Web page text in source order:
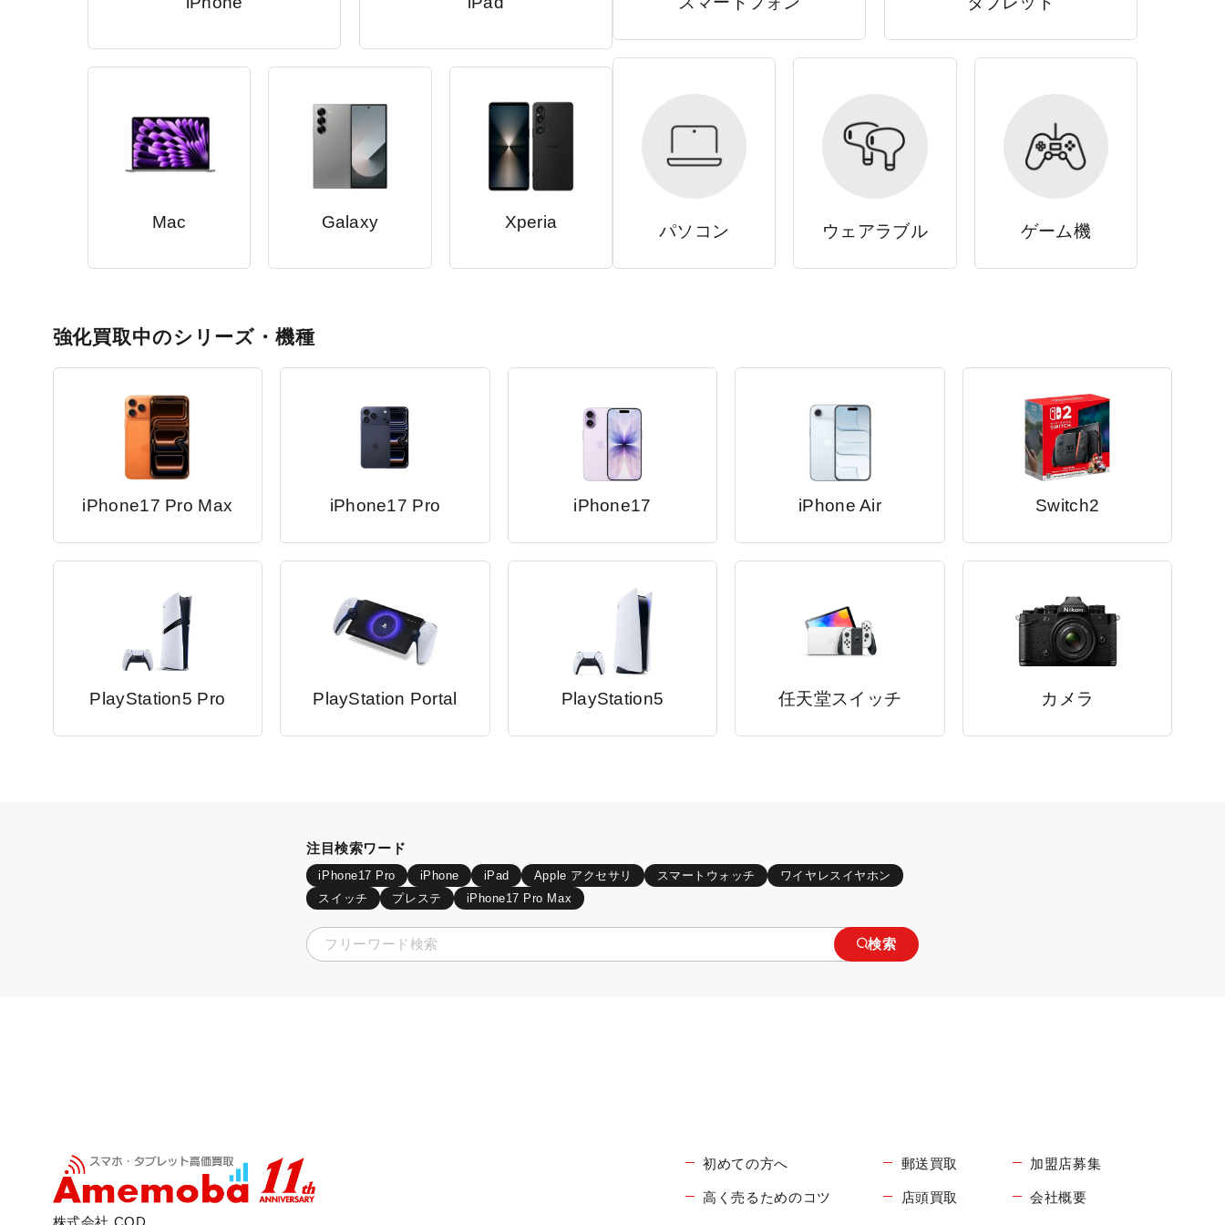
Mac Galaxy Xperia パソコン ウェアラブル ゲーム機
強化買取中のシリーズ・機種
iPhone17 Pro Max iPhone17 Pro iPhone17 iPhone Air Switch2
PlayStation5 Pro PlayStation Portal PlayStation5 任天堂スイッチ カメラ
注目検索ワード
iPhone17 Pro iPhone iPad Apple アクセサリ スマートウォッチ
ワイヤレスイヤホン
スイッチ
プレステ iPhone17 Pro Max
検索
株式会社 COD
初めての方へ
高く売るためのコツ
郵送買取
店頭買取
加盟店募集
会社概要